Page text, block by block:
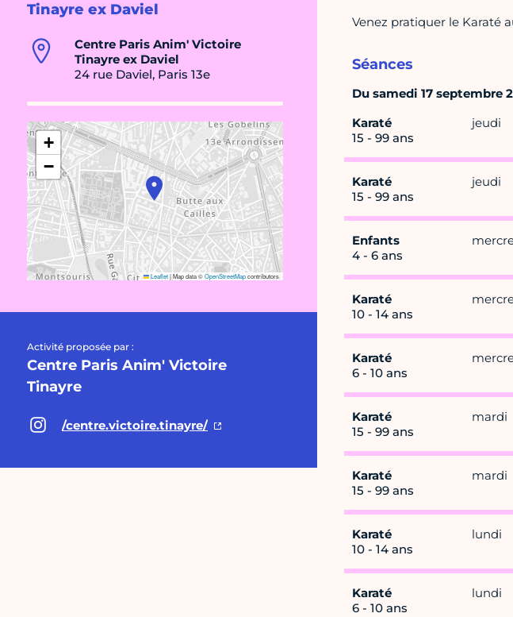
Tinayre ex Daviel
Centre Paris Anim' Victoire
Tinayre ex Daviel
24 rue Daviel, Paris 13e
+
−
Leaflet|Map data ©OpenStreetMapcontributors
Activité proposée par :
Centre Paris Anim' Victoire
Tinayre
/centre.victoire.tinayre/
Venez pratiquer le Karaté
Séances
Du samedi 17 septembre
Karaté
15 - 99 ans
jeudi
Karaté
15 - 99 ans
jeudi
Enfants
4 - 6 ans
Karaté
10 - 14 ans
Karaté
6 - 10 ans
Karaté
15 - 99 ans
mardi
Karaté
15 - 99 ans
mardi
Karaté
10 - 14 ans
lundi
Karaté
6 - 10 ans
lundi